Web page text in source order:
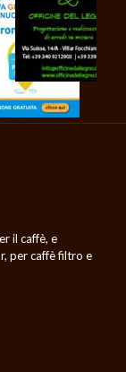
il caffè, e
per caffè filtro e